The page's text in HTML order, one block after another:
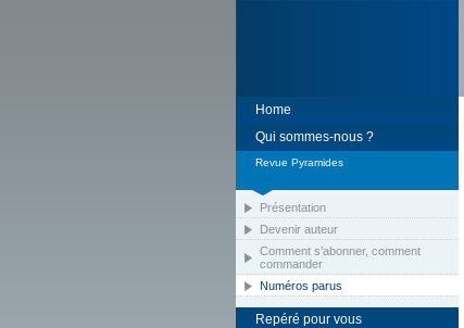
Home
Qui sommes-nous ?
Revue Pyramides
Présentation
Devenir auteur
Comment s’abonner, comment
commander
Numéros parus
Repéré pour vous